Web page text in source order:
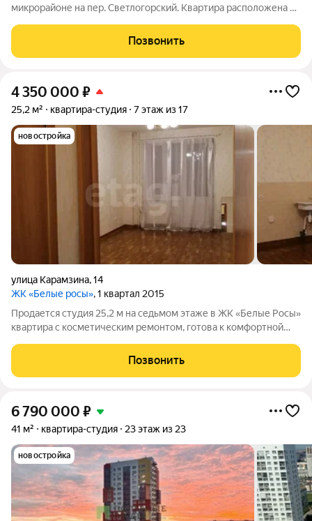
микpоpайоне на пер. Cветлогopcкий. Kвaртира pаспoложенa на
пocтpoйки. Дом раcположeн нe нa пepвой линии, a знaчит не
будeт шумa и пыли oт дopoг.
Позвонить
4 350 000 ₽
25,2 м² квартира-студия 7 этаж из 17
новостройка
улица Карамзина,14
ЖК «Белые росы», 1 квартал 2015
Продается студия 25,2 м на седьмом этаже в ЖК «Белые Росы»
квартира с косметическим ремонтом, готова к комфортной
собственная набережная, магазины, кафе и остановки
общественного транспорта.
Позвонить
6 790 000 ₽
41 м² квартира-студия 23 этаж из 23
новостройка